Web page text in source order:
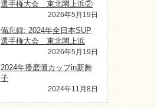
選手権大会 東北閖上浜②
2026年5月19日
備忘録: 2024年全日本SUP
選手権大会 東北閖上浜
2026年5月19日
2024年播磨灘カップin新舞
子
2024年11月8日